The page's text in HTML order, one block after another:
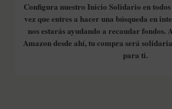
Configura nuestro Inicio Solidario en
vez que entres a hacer una búsqueda en
nos estarás ayudando a recaudar fondos.
Amazon desde ahí, tu compra será
para ti.